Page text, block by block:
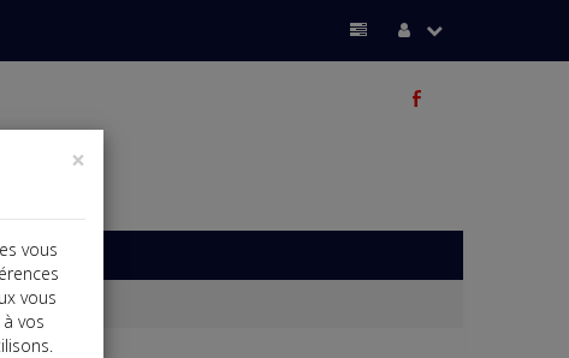
b
×
vous
vous
vos